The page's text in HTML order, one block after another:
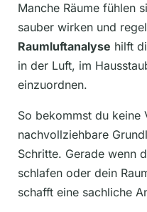
Manche Räume fühlen
sauber wirken und
Raumluftanalyse hilft
in der Luft, im
einzuordnen.
So bekommst du keine
nachvollziehbare
Schritte. Gerade wenn
schlafen oder dein
schafft eine sachliche